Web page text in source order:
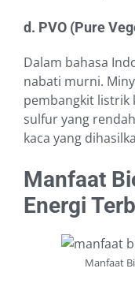
d. PVO (Pure
Dalam bahasa
nabati murni.
pembangkit listrik
sulfur yang
kaca yang
Manfaat
Energi
Manfaat